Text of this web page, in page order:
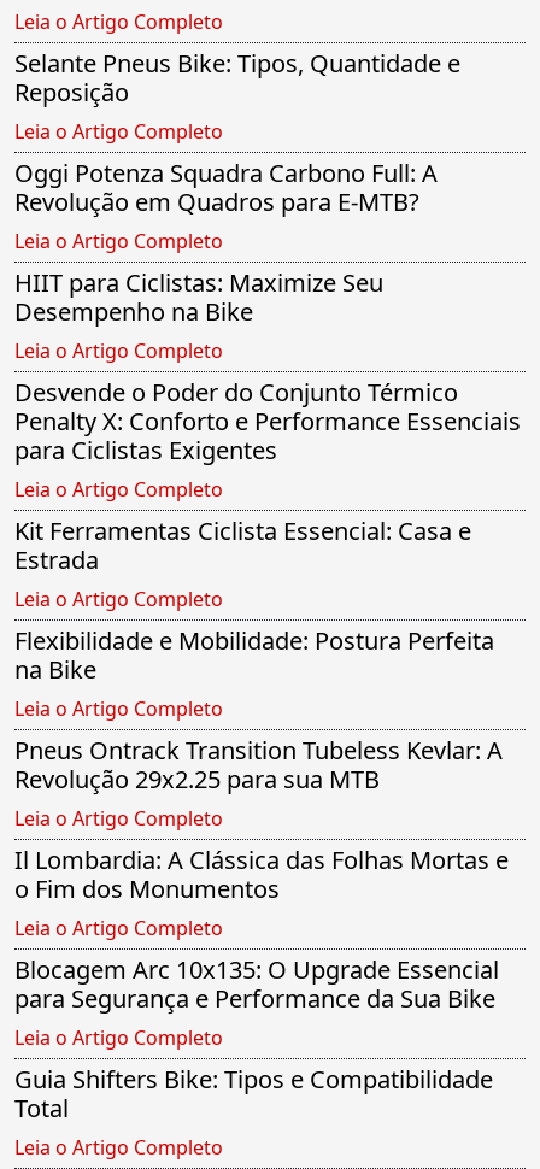
Leia o Artigo Completo
Selante Pneus Bike: Tipos, Quantidade e
Reposição
Leia o Artigo Completo
Oggi Potenza Squadra Carbono Full: A
Revolução em Quadros para E-MTB?
Leia o Artigo Completo
HIIT para Ciclistas: Maximize Seu
Desempenho na Bike
Leia o Artigo Completo
Desvende o Poder do Conjunto Térmico
Penalty X: Conforto e Performance Essenciais
para Ciclistas Exigentes
Leia o Artigo Completo
Kit Ferramentas Ciclista Essencial: Casa e
Estrada
Leia o Artigo Completo
Flexibilidade e Mobilidade: Postura Perfeita
na Bike
Leia o Artigo Completo
Pneus Ontrack Transition Tubeless Kevlar: A
Revolução 29x2.25 para sua MTB
Leia o Artigo Completo
Il Lombardia: A Clássica das Folhas Mortas e
o Fim dos Monumentos
Leia o Artigo Completo
Blocagem Arc 10x135: O Upgrade Essencial
para Segurança e Performance da Sua Bike
Leia o Artigo Completo
Guia Shifters Bike: Tipos e Compatibilidade
Total
Leia o Artigo Completo